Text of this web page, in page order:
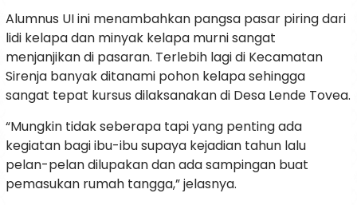
Alumnus UI ini menambahkan pangsa pasar piring dari
lidi kelapa dan minyak kelapa murni sangat
menjanjikan di pasaran. Terlebih lagi di Kecamatan
Sirenja banyak ditanami pohon kelapa sehingga
sangat tepat kursus dilaksanakan di Desa Lende Tovea.
“Mungkin tidak seberapa tapi yang penting ada
kegiatan bagi ibu-ibu supaya kejadian tahun lalu
pelan-pelan dilupakan dan ada sampingan buat
pemasukan rumah tangga,” jelasnya.